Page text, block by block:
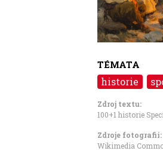
TÉMATA
historie
Zdroj textu:
100+1 historie
Zdroje fotografii:
Wikimedia